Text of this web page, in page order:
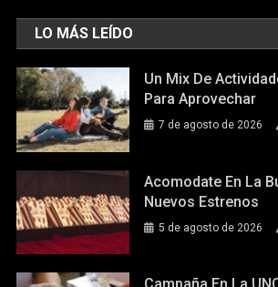
LO MÁS LEÍDO
Un Mix De
Para Aprovechar
7 de agosto de 2026
Acomodate En La
Nuevos Estrenos
5 de agosto de 2026